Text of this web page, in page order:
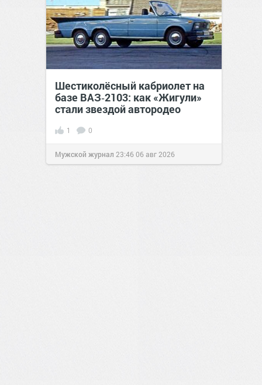
Шестиколёсный кабриолет на
базе ВАЗ‑2103: как «Жигули»
стали звездой автородео
1 0
Мужской журнал 23:4606 авг 2026